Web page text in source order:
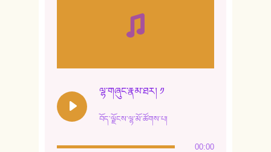
10. ཆང་གཞས། ༣
ལྷ་གཞུང་རྣམ་ཐར། ༡
བོད་ལྗོངས་ལྷ་མོ་ཚོགས་པ།
00:00